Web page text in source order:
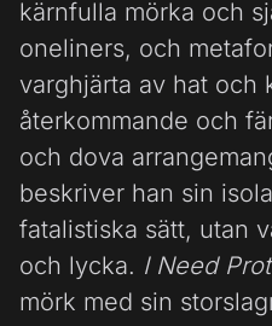
kärnfulla mörka och
oneliners, och
varghjärta av hat och
återkommande och
och dova
beskriver han sin
fatalistiska sätt, utan
och lycka. I Need
mörk med sin